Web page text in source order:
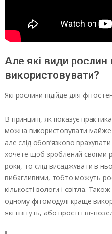
Але які види
використовувати?
Які рослини підійде для
В принципі, як показує
можна використовувати майже
але слід обов’язково
хочете щоб зроблений своїми
роки, то слід висаджувати в
вибагливими, тобто можуть
кількості вологи і світла.
одному фітомодулі краще
які цвітуть, або прості і